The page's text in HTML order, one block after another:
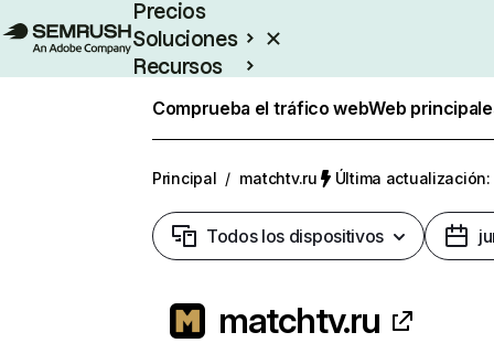
Precios
Soluciones
Recursos
Comprueba el tráfico webWeb
Principal / matchtv.ru Última
Todos los dispositivos
matchtv.ru